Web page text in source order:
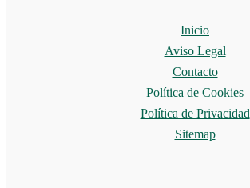
Inicio
Aviso Legal
Contacto
Política de Cookies
Política de Privacidad
Sitemap